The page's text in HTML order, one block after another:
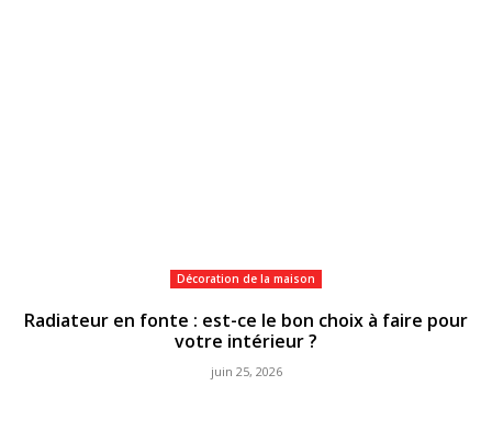
Décoration de la maison
Radiateur en fonte : est-ce le bon choix à faire pour
votre intérieur ?
juin 25, 2026